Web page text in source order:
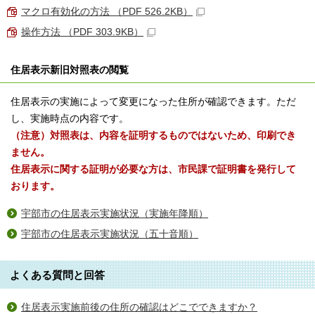
マクロ有効化の方法 （PDF 526.2KB）
操作方法 （PDF 303.9KB）
住居表示新旧対照表の閲覧
住居表示の実施によって変更になった住所が確認できます。ただ
し、実施時点の内容です。
（注意）対照表は、内容を証明するものではないため、印刷でき
ません。
住居表示に関する証明が必要な方は、市民課で証明書を発行して
おります。
宇部市の住居表示実施状況（実施年降順）
宇部市の住居表示実施状況（五十音順）
よくある質問と回答
住居表示実施前後の住所の確認はどこでできますか？